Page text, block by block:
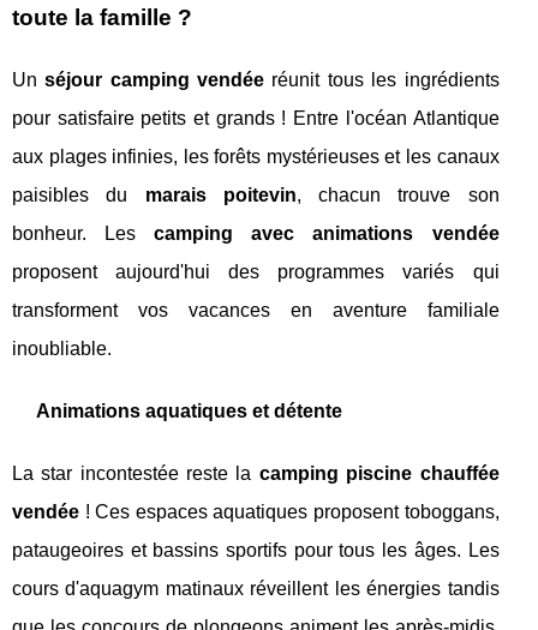
toute la famille ?
Unséjour camping vendée réunit tous les ingrédients
pour satisfaire petits et grands ! Entre l'océan Atlantique
aux plages infinies, les forêts mystérieuses et les canaux
paisibles du marais poitevin, chacun trouve son
bonheur. Lescamping avec animations vendée
proposent aujourd'hui des programmes variés qui
transforment vos vacances en aventure familiale
inoubliable.
Animations aquatiques et détente
La star incontestée reste la camping piscine chauffée
vendée ! Ces espaces aquatiques proposent toboggans,
pataugeoires et bassins sportifs pour tous les âges. Les
cours d'aquagym matinaux réveillent les énergies tandis